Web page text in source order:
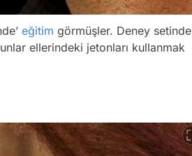
eğitim görmüşler. Deney setinde
ellerindeki jetonları kullanmak